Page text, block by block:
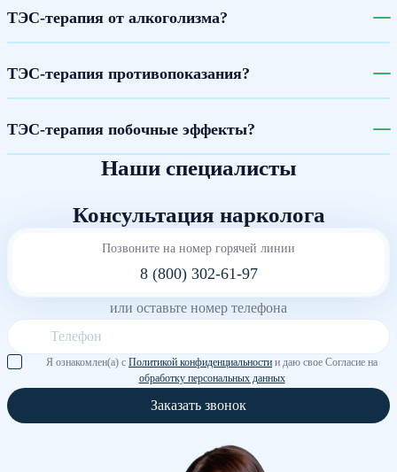
ТЭС-терапия от алкоголизма?
ТЭС-терапия противопоказания?
ТЭС-терапия побочные эффекты?
Наши специалисты
Консультация нарколога
Позвоните на номер горячей линии
8 (800) 302-61-97
или оставьте номер телефона
Я ознакомлен(а) с Политикой конфиденциальности и даю свое Согласие на
обработку персональных данных
Заказать звонок